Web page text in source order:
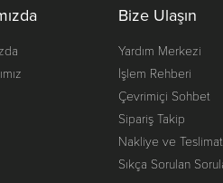
Bize Ulaşın
Yardım Merkezi
İşlem Rehberi
Çevrimiçi Sohbet
Sipariş Takip
Nakliye ve Teslimat
Sıkça Sorulan